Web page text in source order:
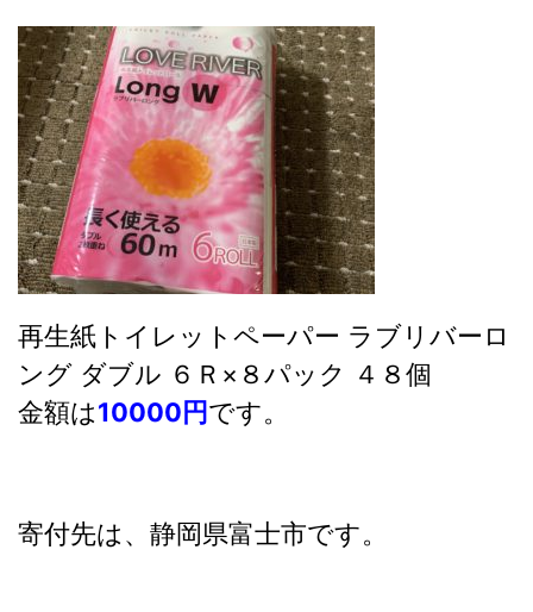
再生紙トイレットペーパー ラブリバーロ
ング ダブル ６Ｒ×８パック ４８個
金額は10000円です。
寄付先は、静岡県富士市です。